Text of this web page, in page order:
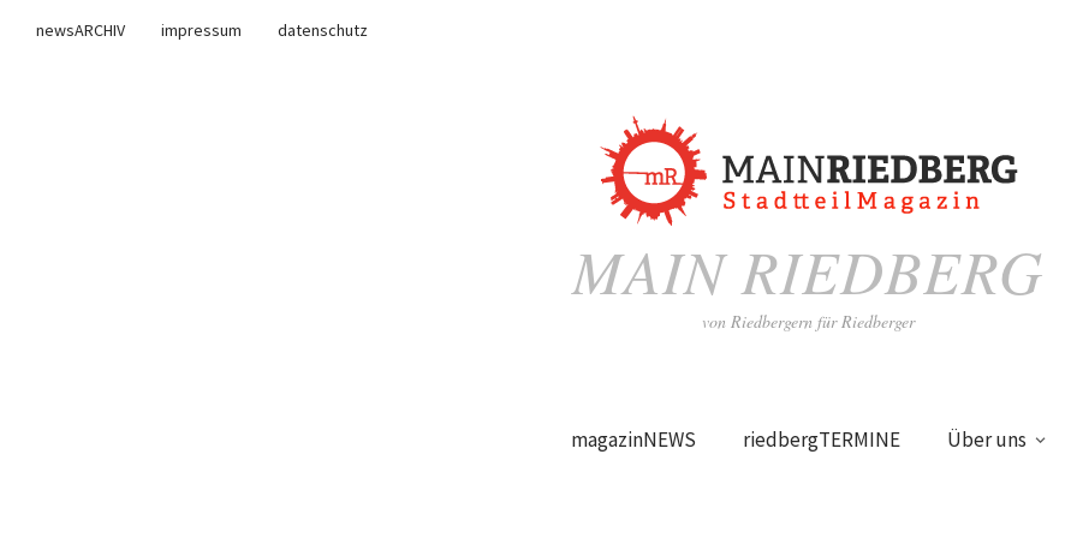
newsARCHIV impressum
datenschutz
MAIN RIEDBERG
von Riedbergern für Riedberger
magazinNEWS riedbergTERMINE Über uns